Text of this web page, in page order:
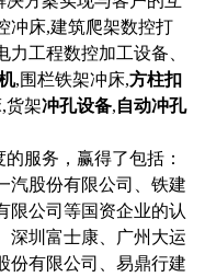
冲床,建筑爬架数控打
力工程数控加工设备、
,围栏铁架冲床,方柱扣
货架冲孔设备,自动冲孔
服务，赢得了包括：
汽股份有限公司、铁建
限公司等国资企业的认
深圳富士康、广州大运
份有限公司、易鼎行建